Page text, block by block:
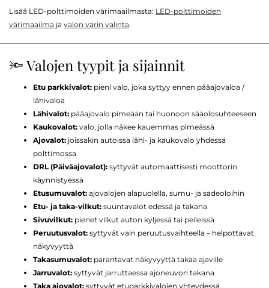
Lisää LED-polttimoiden värimaailmasta: LED-polttimoiden
värimaailma ja valon värin valinta.
🔦 Valojen tyypit ja sijainnit
Etu parkkivalot: pieni valo, joka syttyy ennen pääajovaloa /
lähivaloa
Lähivalot: pääajovalo pimeään tai huonoon sääolosuhteeseen
Kaukovalot: valo, jolla näkee kauemmas pimeässä
Ajovalot: joissakin autoissa lähi- ja kaukovalo yhdessä
polttimossa
DRL (Päiväajovalot): syttyvät automaattisesti moottorin
käynnistyessä
Etusumuvalot: ajovalojen alapuolella, sumu- ja sadeoloihin
Etu- ja taka-vilkut: suuntavalot edessä ja takana
Sivuvilkut: pienet vilkut auton kyljessä tai peileissä
Peruutusvalot: syttyvät vain peruutusvaihteella – helpottavat
näkyvyyttä
Takasumuvalot: parantavat näkyvyyttä takaa ajaville
Jarruvalot: syttyvät jarruttaessa ajoneuvon takana
Taka ajovalot: syttyvät etuparkkivalojen yhteydessä